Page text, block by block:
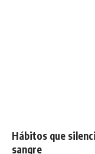
Hábitos que
sangre